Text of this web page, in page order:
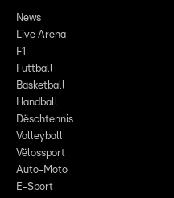
News
Live Arena
F1
Futtball
Basketball
Handball
Dëschtennis
Volleyball
Vëlossport
Auto-Moto
E-Sport